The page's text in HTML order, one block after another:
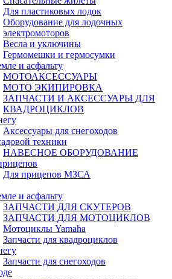
Для пластиковых лодок
Оборудование для лодочных
электромоторов
Весла и уключины
Гермомешки и гермосумки
и асфальту
МОТОАКСЕССУАРЫ
МОТО ЭКИПИРОВКА
ЗАПЧАСТИ И АКСЕССУАРЫ ДЛЯ
КВАДРОЦИКЛОВ
Аксессуары для снегоходов
техники
НАВЕСНОЕ ОБОРУДОВАНИЕ
Для прицепов МЗСА
и асфальту
ЗАПЧАСТИ ДЛЯ СКУТЕРОВ
ЗАПЧАСТИ ДЛЯ МОТОЦИКЛОВ
Мотоциклы Yamaha
Запчасти для квадроциклов
Запчасти для снегоходов